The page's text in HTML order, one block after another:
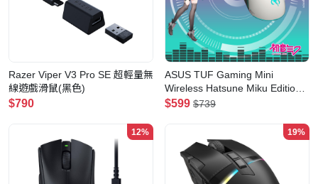
Razer Viper V3 Pro SE 超輕量無
線遊戲滑鼠(黑色)
$790
ASUS TUF Gaming Mini
Wireless Hatsune Miku Edition
超輕量三模無線滑鼠(初音未來)
$599 $739
12% 19%